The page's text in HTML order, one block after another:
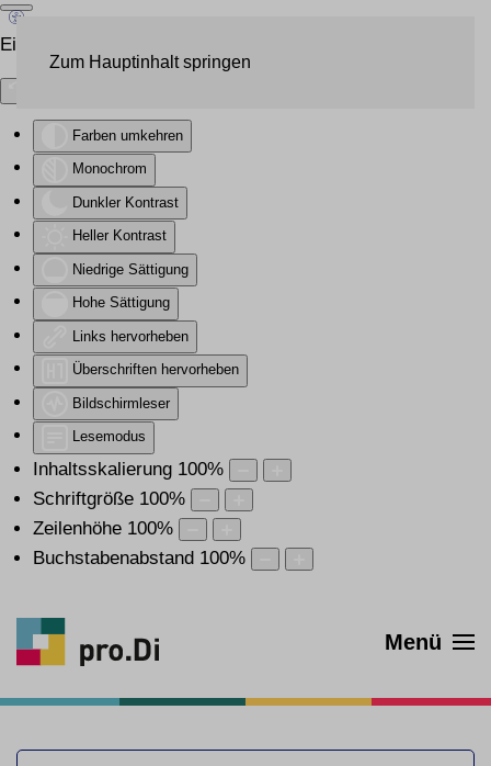
Eingabehilfen öffnen
Farben umkehren
Monochrom
Dunkler Kontrast
Heller Kontrast
Niedrige Sättigung
Hohe Sättigung
Links hervorheben
Überschriften hervorheben
Bildschirmleser
Lesemodus
Inhaltsskalierung 100%
Schriftgröße 100%
Zeilenhöhe 100%
Buchstabenabstand 100%
Zum Hauptinhalt springen
Menü